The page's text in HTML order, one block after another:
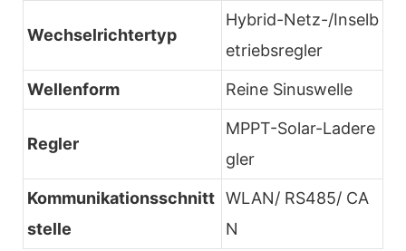
Wechselrichtertyp
Hybrid-Netz-/Inselb
etriebsregler
Wellenform Reine Sinuswelle
Regler
MPPT-Solar-Ladere
gler
Kommunikationsschnitt
stelle
WLAN/ RS485/ CA
N